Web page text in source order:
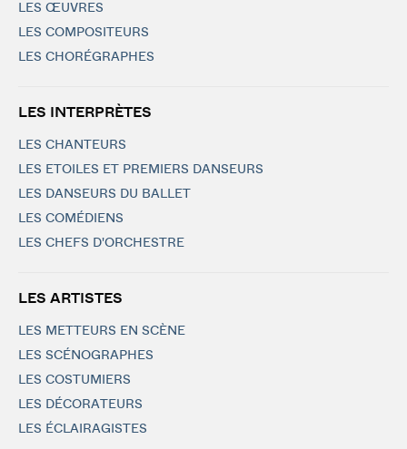
LES ŒUVRES
LES COMPOSITEURS
LES CHORÉGRAPHES
LES INTERPRÈTES
LES CHANTEURS
LES ETOILES ET PREMIERS DANSEURS
LES DANSEURS DU BALLET
LES COMÉDIENS
LES CHEFS D'ORCHESTRE
LES ARTISTES
LES METTEURS EN SCÈNE
LES SCÉNOGRAPHES
LES COSTUMIERS
LES DÉCORATEURS
LES ÉCLAIRAGISTES